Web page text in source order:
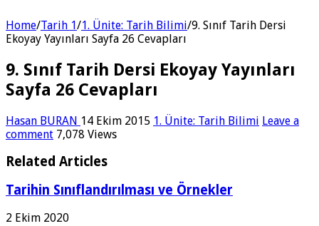
Home/Tarih 1/1. Ünite: Tarih Bilimi/9. Sınıf Tarih Dersi
Ekoyay Yayınları Sayfa 26 Cevapları
9. Sınıf Tarih Dersi Ekoyay Yayınları
Sayfa 26 Cevapları
Hasan BURAN 14 Ekim 2015 1. Ünite: Tarih Bilimi Leave a
comment 7,078 Views
Related Articles
Tarihin Sınıflandırılması ve Örnekler
2 Ekim 2020